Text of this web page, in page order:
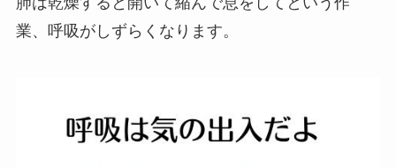
業、呼吸がしずらくなります。